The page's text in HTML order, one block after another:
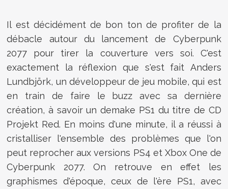
Il est décidément de bon ton de profiter de la
débacle autour du lancement de Cyberpunk
2077 pour tirer la couverture vers soi. C'est
exactement la réflexion que s'est fait Anders
Lundbjörk, un développeur de jeu mobile, qui est
en train de faire le buzz avec sa dernière
création, à savoir un demake PS1 du titre de CD
Projekt Red. En moins d'une minute, il a réussi à
cristalliser l'ensemble des problèmes que l'on
peut reprocher aux versions PS4 et Xbox One de
Cyberpunk 2077. On retrouve en effet les
graphismes d'époque, ceux de l'ère PS1, avec